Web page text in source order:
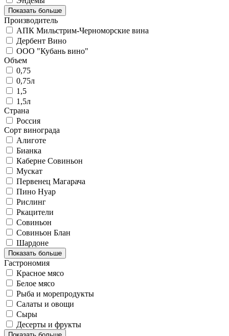
Показать больше
Производитель
АПК Мильстрим-Черноморские вина
Дербент Вино
ООО "Кубань вино"
Объем
0,75
0,75л
1,5
1,5л
Страна
Россия
Сорт винограда
Алиготе
Бианка
Каберне Совиньон
Мускат
Первенец Магарача
Пино Нуар
Рислинг
Ркацители
Совиньон
Совиньон Блан
Шардоне
Показать больше
Гастрономия
Красное мясо
Белое мясо
Рыба и морепродукты
Салаты и овощи
Сыры
Десерты и фрукты